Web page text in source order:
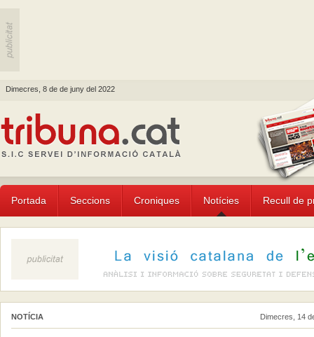
Dimecres, 8 de de juny del 2022
Portada Seccions Croniques Notícies Recull de
Dimecres, 14
NOTÍCIA